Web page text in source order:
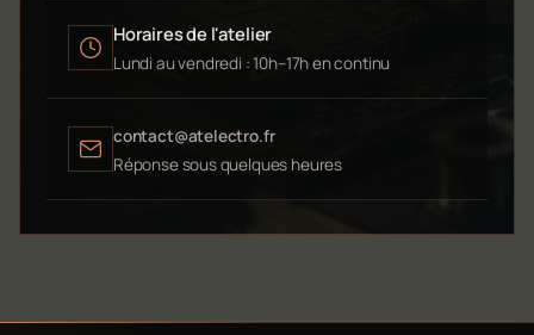
Horaires de l'atelier
Lundi au vendredi : 10h–17h en continu
contact@atelectro.fr
Réponse sous quelques heures